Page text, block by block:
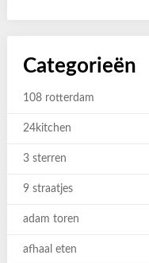
Categorieën
108 rotterdam
24kitchen
3 sterren
9 straatjes
adam toren
afhaal eten